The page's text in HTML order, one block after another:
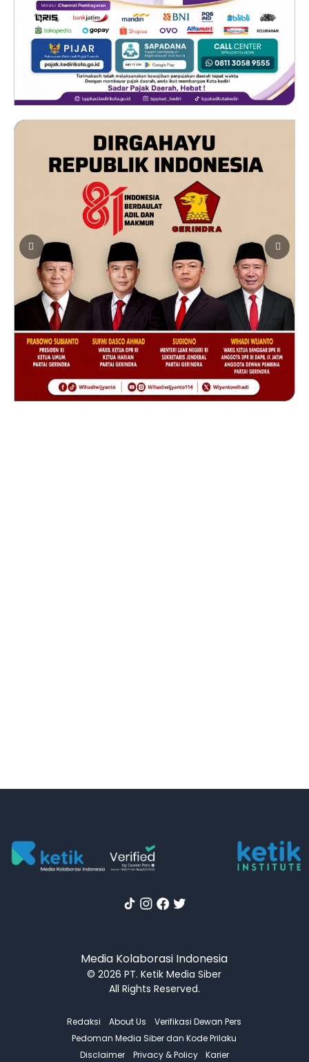
Media Kolaborasi Indonesia
© 2026 PT. Ketik Media Siber
All Rights Reserved.
Redaksi About Us
Verifikasi Dewan Pers
Pedoman Media Siber dan Kode Prilaku
Disclaimer
Privacy & Policy Karier